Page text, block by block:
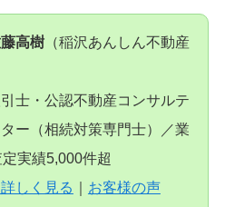
高樹（稲沢あんしん不動産
士・公認不動産コンサルテ
ー（相続対策専門士）／業
実績5,000件超
しく見る ｜ お客様の声